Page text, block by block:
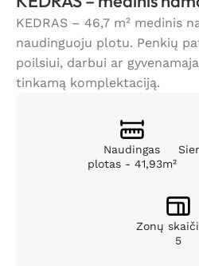
KEDRAS – 46,7 m² medinis
naudinguoju plotu. Penkių
poilsiui, darbui ar
tinkamą komplektaciją.
Naudingas
plotas - 41,93m²
Zonų
5